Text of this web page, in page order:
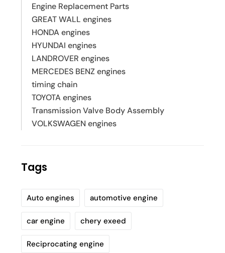
Engine Replacement Parts
GREAT WALL engines
HONDA engines
HYUNDAI engines
LANDROVER engines
MERCEDES BENZ engines
timing chain
TOYOTA engines
Transmission Valve Body Assembly
VOLKSWAGEN engines
Tags
Auto engines automotive engine
car engine chery exeed
Reciprocating engine